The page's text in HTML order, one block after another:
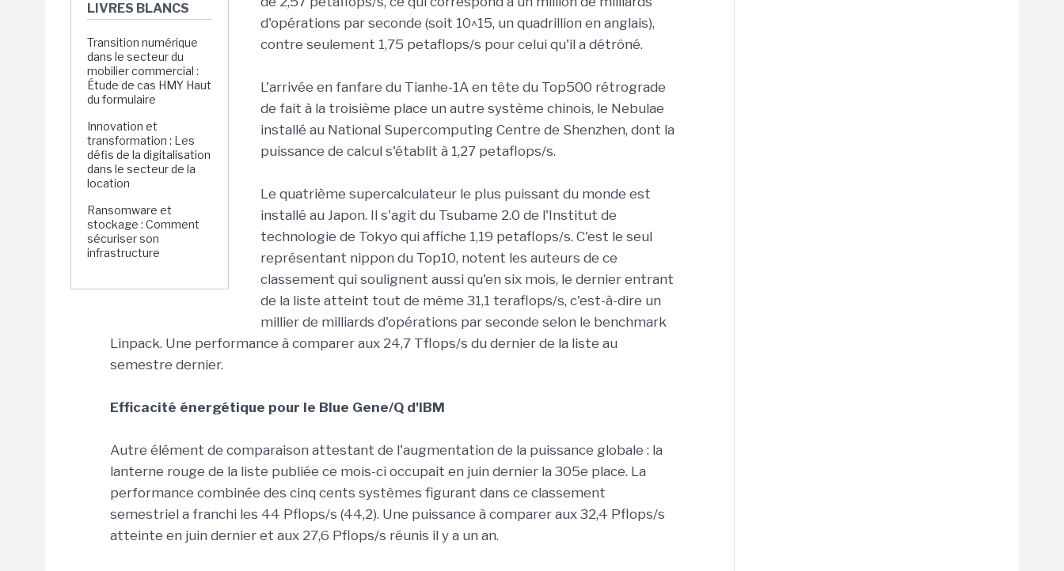
LIVRES BLANCS
Transition numérique
dans le secteur du
mobilier commercial :
Étude de cas HMY Haut
du formulaire
Innovation et
transformation : Les
défis de la digitalisation
dans le secteur de la
location
Ransomware et
stockage : Comment
sécuriser son
infrastructure
d'opérations par seconde (soit 10^15, un quadrillion en anglais),
contre seulement 1,75 petaflops/s pour celui qu'il a détrôné.
L'arrivée en fanfare du Tianhe-1A en tête du Top500 rétrograde
de fait à la troisième place un autre système chinois, le Nebulae
installé au National Supercomputing Centre de Shenzhen, dont la
puissance de calcul s'établit à 1,27 petaflops/s.
Le quatrième supercalculateur le plus puissant du monde est
installé au Japon. Il s'agit du Tsubame 2.0 de l'Institut de
technologie de Tokyo qui affiche 1,19 petaflops/s. C'est le seul
représentant nippon du Top10, notent les auteurs de ce
classement qui soulignent aussi qu'en six mois, le dernier entrant
de la liste atteint tout de même 31,1 teraflops/s, c'est-à-dire un
millier de milliards d'opérations par seconde selon le benchmark
Linpack. Une performance à comparer aux 24,7 Tflops/s du dernier de la liste au
semestre dernier.
Efficacité énergétique pour le Blue Gene/Q d'IBM
Autre élément de comparaison attestant de l'augmentation de la puissance globale : la
lanterne rouge de la liste publiée ce mois-ci occupait en juin dernier la 305e place. La
performance combinée des cinq cents systèmes figurant dans ce classement
semestriel a franchi les 44 Pflops/s (44,2). Une puissance à comparer aux 32,4 Pflops/s
atteinte en juin dernier et aux 27,6 Pflops/s réunis il y a un an.